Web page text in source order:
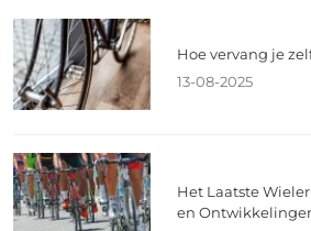
Hoe vervang je
13-08-2025
Het Laatste
en